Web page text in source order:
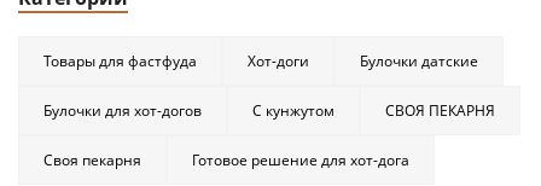
Товары для фастфуда Хот-доги Булочки датские
Булочки для хот-догов С кунжутом СВОЯ ПЕКАРНЯ
Своя пекарня Готовое решение для хот-дога